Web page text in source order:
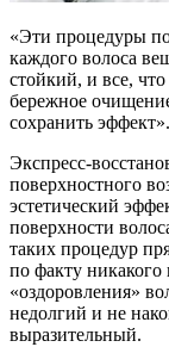
«Эти процедуры
каждого волоса
стойкий, и все,
бережное
сохранить эффект».
Экспресс-
поверхностного
эстетический
поверхности
таких процедур
по факту никакого
«оздоровления»
недолгий и не
выразительный.